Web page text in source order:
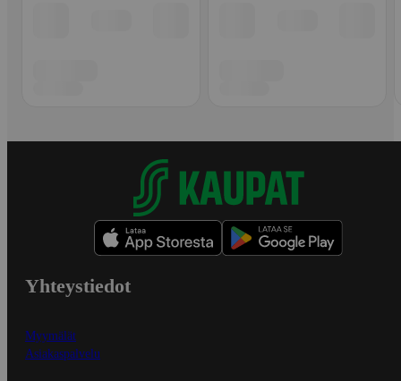
Yhteystiedot
Myymälät
Asiakaspalvelu